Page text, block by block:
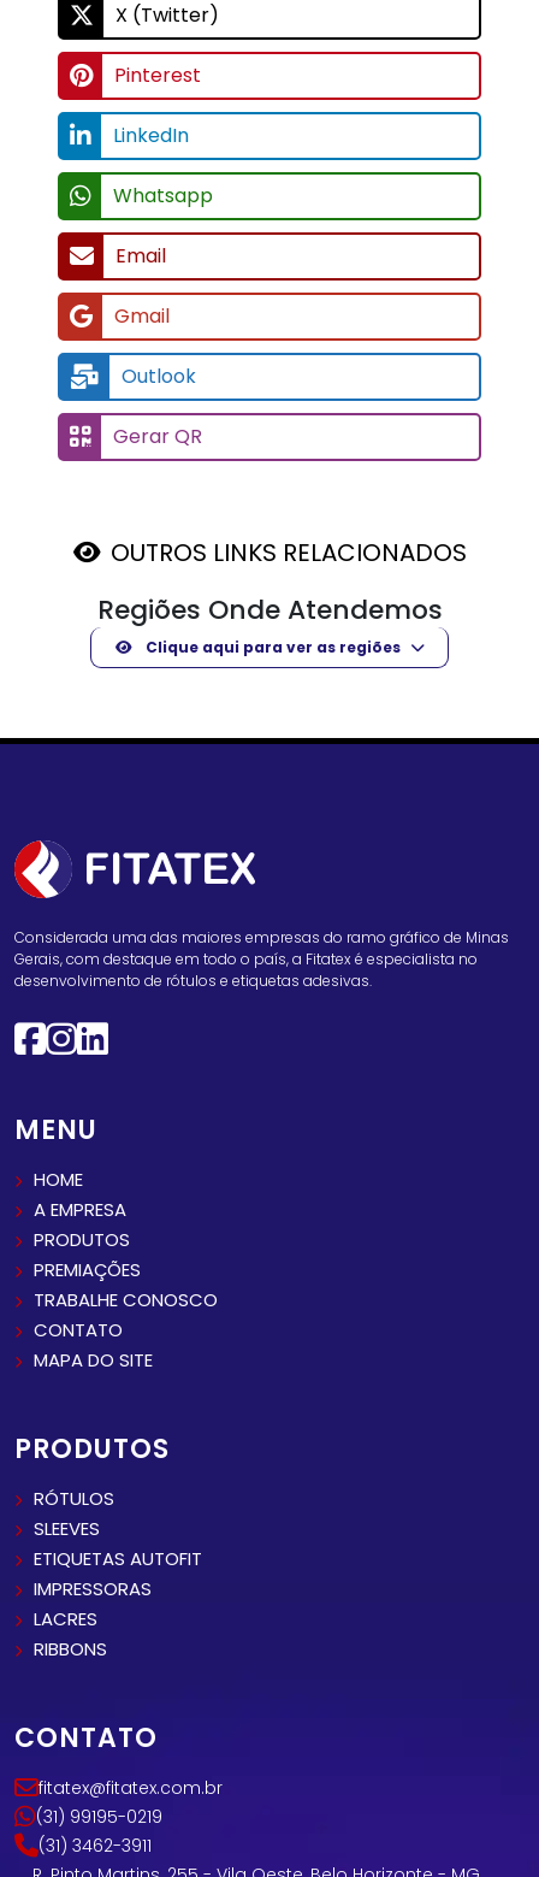
X (Twitter)
Pinterest
LinkedIn
Whatsapp
Email
Gmail
Outlook
Gerar QR
OUTROS LINKS RELACIONADOS
Regiões Onde Atendemos
Clique aqui para ver as regiões
Considerada uma das maiores empresas do ramo gráfico de Minas
Gerais, com destaque em todo o país, a Fitatex é especialista no
desenvolvimento de rótulos e etiquetas adesivas.
MENU
HOME
A EMPRESA
PRODUTOS
PREMIAÇÕES
TRABALHE CONOSCO
CONTATO
MAPA DO SITE
PRODUTOS
RÓTULOS
SLEEVES
ETIQUETAS AUTOFIT
IMPRESSORAS
LACRES
RIBBONS
CONTATO
fitatex@fitatex.com.br
(31) 99195-0219
(31) 3462-3911